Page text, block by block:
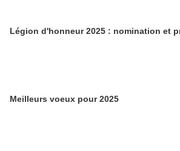
Légion d'honneur 2025 : nomination et
Meilleurs voeux pour 2025